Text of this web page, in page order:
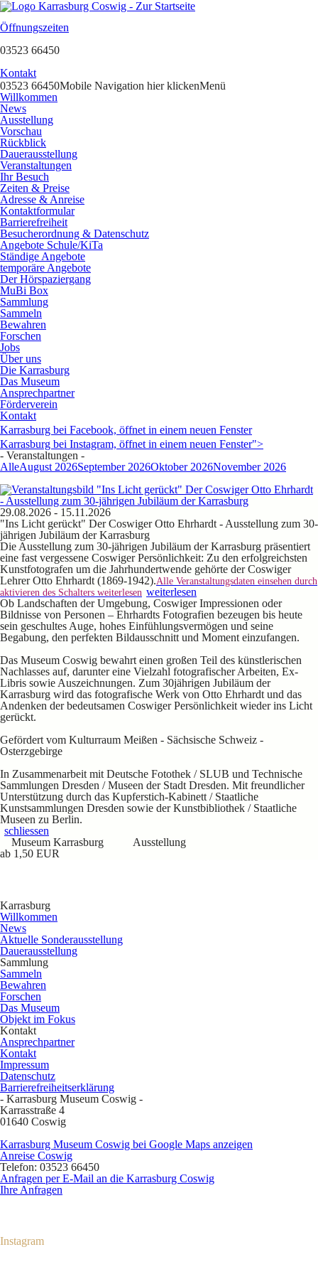
Öffnungszeiten
03523 66450
Kontakt
03523 66450Mobile Navigation hier klickenMenü
Willkommen
News
Ausstellung
Vorschau
Rückblick
Dauerausstellung
Veranstaltungen
Ihr Besuch
Zeiten & Preise
Adresse & Anreise
Kontaktformular
Barrierefreiheit
Besucherordnung & Datenschutz
Angebote Schule/KiTa
Ständige Angebote
temporäre Angebote
Der Hörspaziergang
MuBi Box
Sammlung
Sammeln
Bewahren
Forschen
Jobs
Über uns
Die Karrasburg
Das Museum
Ansprechpartner
Förderverein
Kontakt
Karrasburg bei Facebook, öffnet in einem neuen Fenster
Karrasburg bei Instagram, öffnet in einem neuen Fenster">
- Veranstaltungen -
AlleAugust 2026September 2026Oktober 2026November 2026
29.08.2026 - 15.11.2026
"Ins Licht gerückt" Der Coswiger Otto Ehrhardt - Ausstellung zum 30-
jährigen Jubiläum der Karrasburg
Die Ausstellung zum 30-jährigen Jubiläum der Karrasburg präsentiert
eine fast vergessene Coswiger Persönlichkeit: Zu den erfolgreichsten
Kunstfotografen um die Jahrhundertwende gehörte der Coswiger
Lehrer Otto Ehrhardt (1869-1942).Alle Veranstaltungsdaten einsehen durch
aktivieren des Schalters weiterlesen weiterlesen
Ob Landschaften der Umgebung, Coswiger Impressionen oder
Bildnisse von Personen – Ehrhardts Fotografien bezeugen bis heute
sein geschultes Auge, hohes Einfühlungsvermögen und seine
Begabung, den perfekten Bildausschnitt und Moment einzufangen.
Das Museum Coswig bewahrt einen großen Teil des künstlerischen
Nachlasses auf, darunter eine Vielzahl fotografischer Arbeiten, Ex-
Libris sowie Auszeichnungen. Zum 30jährigen Jubiläum der
Karrasburg wird das fotografische Werk von Otto Ehrhardt und das
Andenken der bedeutsamen Coswiger Persönlichkeit wieder ins Licht
gerückt.
Gefördert vom Kulturraum Meißen - Sächsische Schweiz -
Osterzgebirge
In Zusammenarbeit mit Deutsche Fotothek / SLUB und Technische
Sammlungen Dresden / Museen der Stadt Dresden. Mit freundlicher
Unterstützung durch das Kupferstich-Kabinett / Staatliche
Kunstsammlungen Dresden sowie der Kunstbibliothek / Staatliche
Museen zu Berlin.
schliessen
Museum Karrasburg
Ausstellung
ab 1,50 EUR
Karrasburg
Willkommen
News
Aktuelle Sonderausstellung
Dauerausstellung
Sammlung
Sammeln
Bewahren
Forschen
Das Museum
Objekt im Fokus
Kontakt
Ansprechpartner
Kontakt
Impressum
Datenschutz
Barrierefreiheitserklärung
- Karrasburg Museum Coswig -
Karrasstraße 4
01640 Coswig
Karrasburg Museum Coswig bei Google Maps anzeigen
Anreise Coswig
Telefon: 03523 66450
Anfragen per E-Mail an die Karrasburg Coswig
Ihre Anfragen
Instagram